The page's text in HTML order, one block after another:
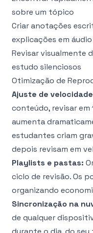
sobre um tópico
Criar anotações
explicações em áudio
Revisar visualmente
estudo silenciosos
Otimização de
Ajuste de
conteúdo, revisar em
aumenta
estudantes criam
depois revisam em
Playlists e pastas:
ciclo de revisão. Os
organizando
Sincronização na
de qualquer